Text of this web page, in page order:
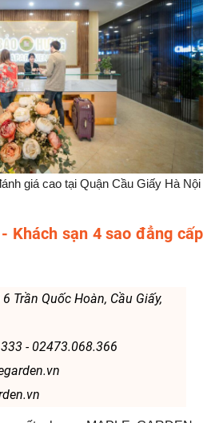
giá cao tại Quận Cầu Giấy Hà Nội
Khách sạn 4 sao đẳng cấp
Trần Quốc Hoàn, Cầu Giấy,
- 02473.068.366